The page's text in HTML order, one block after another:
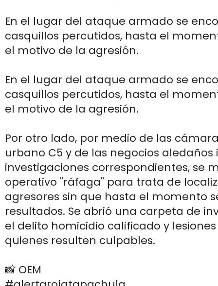
En el lugar del ataque armado se
casquillos percutidos, hasta el
el motivo de la agresión.
En el lugar del ataque armado se
casquillos percutidos, hasta el
el motivo de la agresión.
Por otro lado, por medio de las
urbano C5 y de las negocios
investigaciones correspondientes, se
operativo "ráfaga" para trata de
agresores sin que hasta el momento
resultados. Se abrió una carpeta de
el delito homicidio calificado y
quienes resulten culpables.
📸 OEM